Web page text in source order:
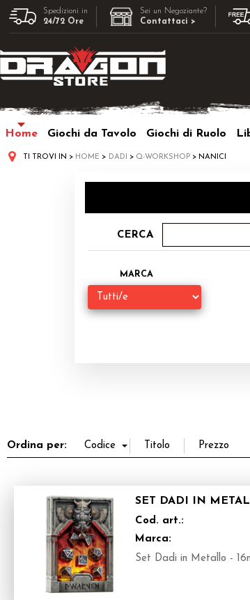
Spedizioni in
24/72 Ore
Sei un Negoziante?
Contattaci >
Home Giochi da Tavolo Giochi di Ruolo
TI TROVI IN HOME DADI Q-WORKSHOP NANICI
CERCA
MARCA
Ordina per:
SET DADI IN
Cod. art.:
Marca:
Set Dadi in Metallo -